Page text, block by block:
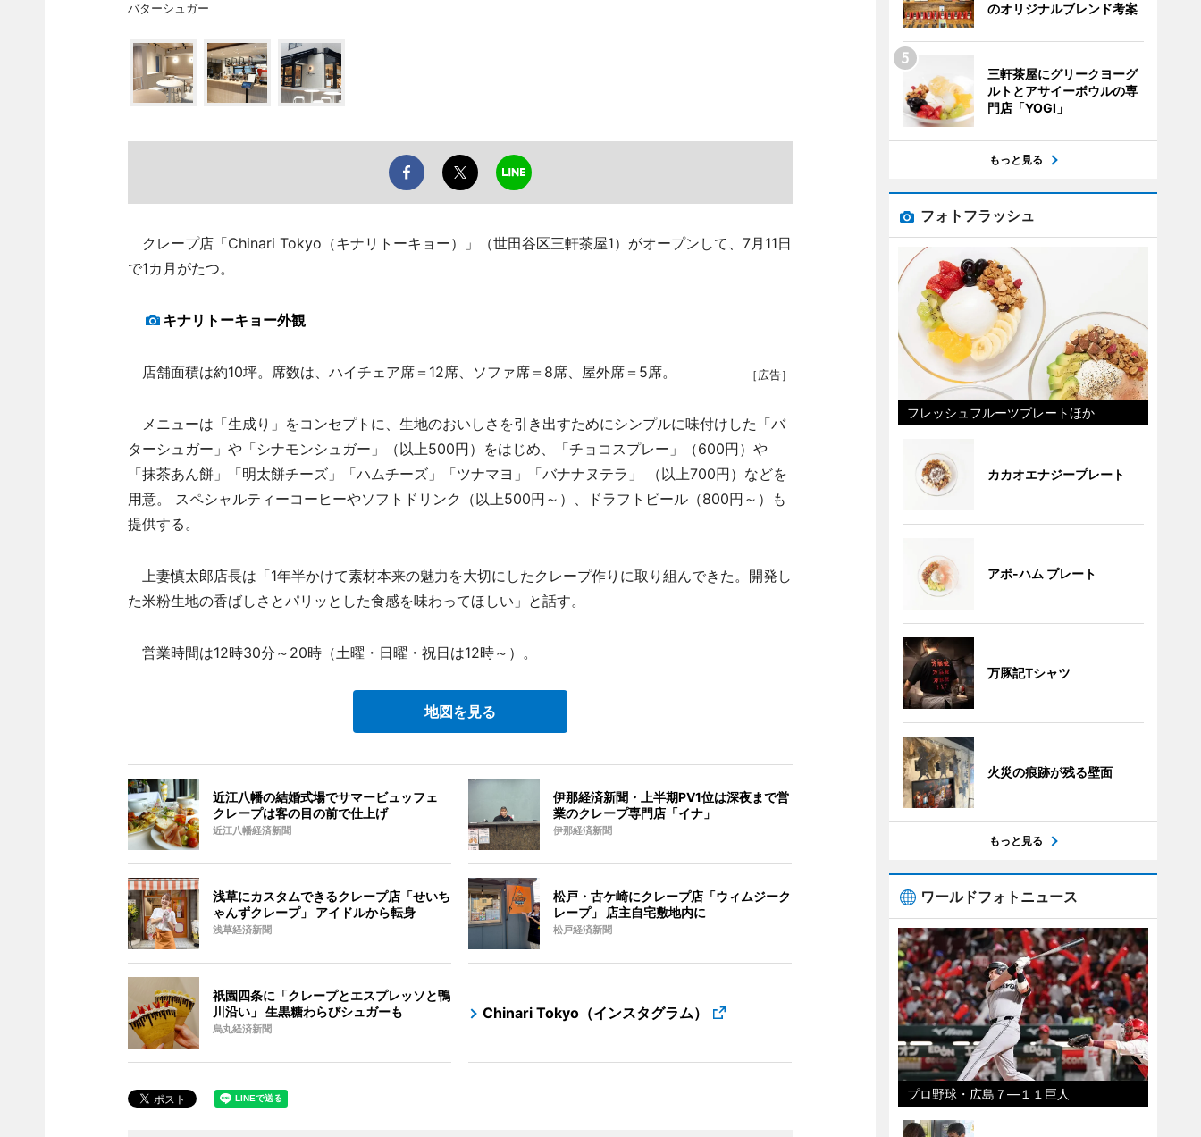
バターシュガー
クレープ店「Chinari Tokyo（キナリトーキョー）」（世田谷区三軒茶屋1）がオープンして、7月11日
で1カ月がたつ。
キナリトーキョー外観
［広告］
店舗面積は約10坪。席数は、ハイチェア席＝12席、ソファ席＝8席、屋外席＝5席。
メニューは「生成り」をコンセプトに、生地のおいしさを引き出すためにシンプルに味付けした「バ
ターシュガー」や「シナモンシュガー」（以上500円）をはじめ、「チョコスプレー」（600円）や
「抹茶あん餅」「明太餅チーズ」「ハムチーズ」「ツナマヨ」「バナナヌテラ」 （以上700円）などを
用意。 スペシャルティーコーヒーやソフトドリンク（以上500円～）、ドラフトビール（800円～）も
提供する。
上妻慎太郎店長は「1年半かけて素材本来の魅力を大切にしたクレープ作りに取り組んできた。開発し
た米粉生地の香ばしさとパリッとした食感を味わってほしい」と話す。
営業時間は12時30分～20時（土曜・日曜・祝日は12時～）。
地図を見る
近江八幡の結婚式場でサマービュッフェ
クレープは客の目の前で仕上げ
近江八幡経済新聞
伊那経済新聞・上半期PV1位は深夜まで営
業のクレープ専門店「イナ」
伊那経済新聞
浅草にカスタムできるクレープ店「せいち
ゃんずクレープ」 アイドルから転身
浅草経済新聞
松戸・古ケ崎にクレープ店「ウィムジーク
レープ」 店主自宅敷地内に
松戸経済新聞
祇園四条に「クレープとエスプレッソと鴨
川沿い」 生黒糖わらびシュガーも
烏丸経済新聞
Chinari Tokyo（インスタグラム）
のオリジナルブレンド考案
三軒茶屋にグリークヨーグ
ルトとアサイーボウルの専
門店「YOGI」
もっと見る
フォトフラッシュ
フレッシュフルーツプレートほか
カカオエナジープレート
アボ-ハム プレート
万豚記Tシャツ
火災の痕跡が残る壁面
もっと見る
ワールドフォトニュース
プロ野球・広島７―１１巨人